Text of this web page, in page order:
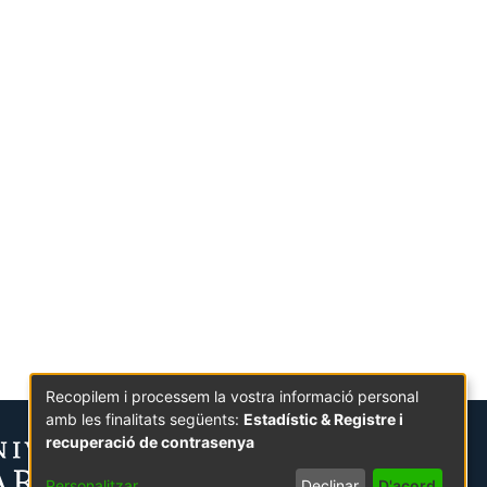
Recopilem i processem la vostra informació personal
amb les finalitats següents: Estadístic & Registre i
recuperació de contrasenya